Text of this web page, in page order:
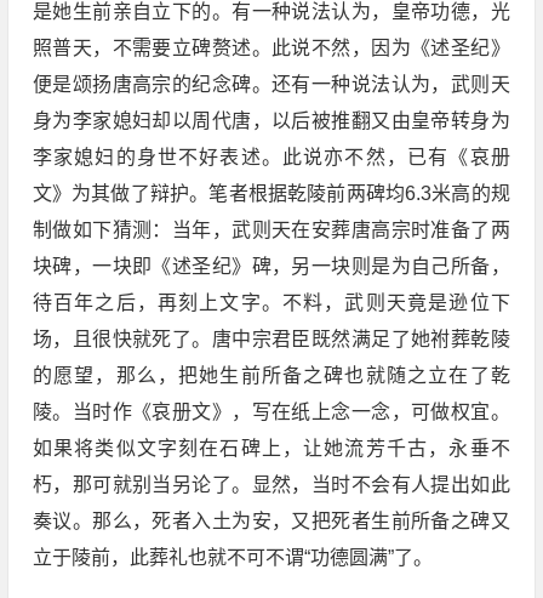
是她生前亲自立下的。有一种说法认为，皇帝功德，光
照普天，不需要立碑赘述。此说不然，因为《述圣纪》
便是颂扬唐高宗的纪念碑。还有一种说法认为，武则天
身为李家媳妇却以周代唐，以后被推翻又由皇帝转身为
李家媳妇的身世不好表述。此说亦不然，已有《哀册
文》为其做了辩护。笔者根据乾陵前两碑均6.3米高的规
制做如下猜测：当年，武则天在安葬唐高宗时准备了两
块碑，一块即《述圣纪》碑，另一块则是为自己所备，
待百年之后，再刻上文字。不料，武则天竟是逊位下
场，且很快就死了。唐中宗君臣既然满足了她祔葬乾陵
的愿望，那么，把她生前所备之碑也就随之立在了乾
陵。当时作《哀册文》，写在纸上念一念，可做权宜。
如果将类似文字刻在石碑上，让她流芳千古，永垂不
朽，那可就别当另论了。显然，当时不会有人提出如此
奏议。那么，死者入土为安，又把死者生前所备之碑又
立于陵前，此葬礼也就不可不谓“功德圆满”了。